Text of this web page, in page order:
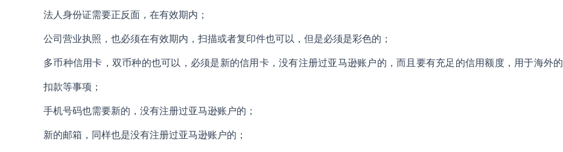
法人身份证需要正反面，在有效期内；
公司营业执照，也必须在有效期内，扫描或者复印件也可以，但是必须是彩色的；
多币种信用卡，双币种的也可以，必须是新的信用卡，没有注册过亚马逊账户的，而且要有充足的信用额度，用于海外的
扣款等事项；
手机号码也需要新的，没有注册过亚马逊账户的；
新的邮箱，同样也是没有注册过亚马逊账户的；